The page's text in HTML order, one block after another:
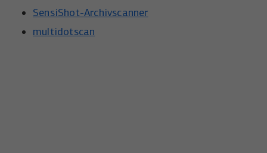
SensiShot-Archivscanner
multidotscan